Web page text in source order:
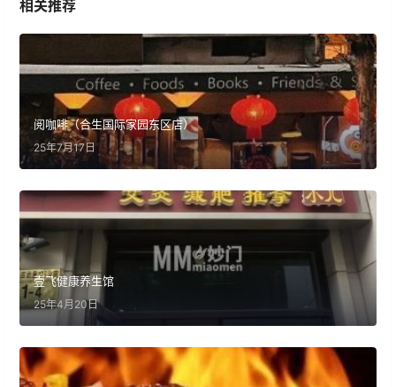
相关推荐
阅咖啡（合生国际家园东区店）
25年7月17日
壹飞健康养生馆
25年4月20日